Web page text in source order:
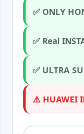
✅ ONLY
✅ Real
✅ ULTRA
⚠️ HUAWEI